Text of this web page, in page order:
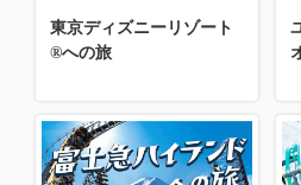
東京ディズニーリゾート
®への旅